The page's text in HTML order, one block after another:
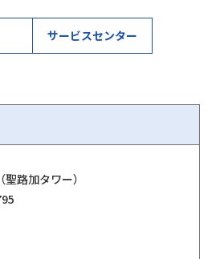
サービスセンター
路加タワー）